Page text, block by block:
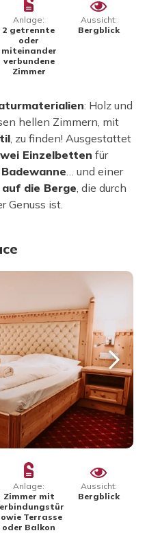
Anlage:
2 getrennte
oder
miteinander
verbundene
Zimmer
Aussicht:
Bergblick
: Holz und
hellen Zimmern, mit
, zu finden! Ausgestattet
Einzelbetten für
Badewanne… und einer
die Berge, die durch
Genuss ist.
Anlage:
Zimmer mit
Terrasse
oder Balkon
Aussicht:
Bergblick